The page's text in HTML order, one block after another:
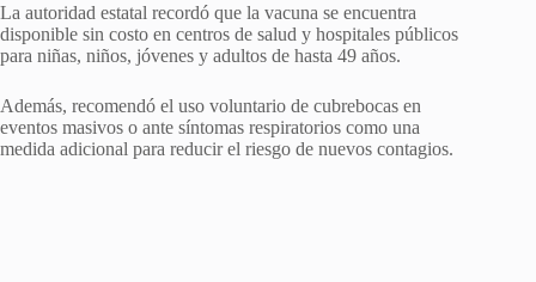
La autoridad estatal recordó que la vacuna se encuentra
disponible sin costo en centros de salud y hospitales públicos
para niñas, niños, jóvenes y adultos de hasta 49 años.
Además, recomendó el uso voluntario de cubrebocas en
eventos masivos o ante síntomas respiratorios como una
medida adicional para reducir el riesgo de nuevos contagios.